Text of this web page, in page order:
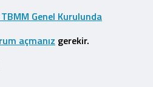
Genel Kurulunda
açmanız gerekir.